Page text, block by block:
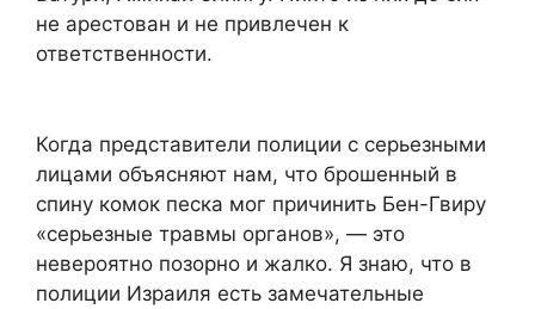
не арестован и не привлечен к
ответственности.
Когда представители полиции с серьезными
лицами объясняют нам, что брошенный в
спину комок песка мог причинить Бен-Гвиру
«серьезные травмы органов», — это
невероятно позорно и жалко. Я знаю, что в
полиции Израиля есть замечательные